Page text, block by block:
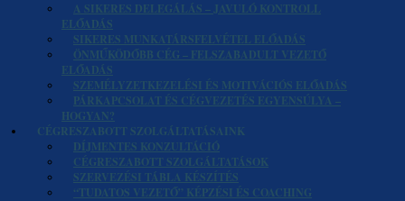
A SIKERES DELEGÁLÁS – JAVULÓ KONTROLL
ELŐADÁS
SIKERES MUNKATÁRSFELVÉTEL ELŐADÁS
ÖNMŰKÖDŐBB CÉG – FELSZABADULT VEZETŐ
ELŐADÁS
SZEMÉLYZETKEZELÉSI ÉS MOTIVÁCIÓS ELŐADÁS
PÁRKAPCSOLAT ÉS CÉGVEZETÉS EGYENSÚLYA –
HOGYAN?
CÉGRESZABOTT SZOLGÁLTATÁSAINK
DÍJMENTES KONZULTÁCIÓ
CÉGRESZABOTT SZOLGÁLTATÁSOK
SZERVEZÉSI TÁBLA KÉSZÍTÉS
“TUDATOS VEZETŐ” KÉPZÉSI ÉS COACHING